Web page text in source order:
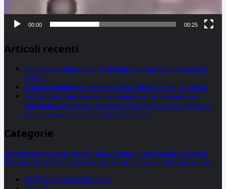
00:00 00:25
Articoli recenti
La proteina chiave dell’Alzheimer si propaga utilizzando i
neuroni
Statine: inutilmente attribuiti molti effetti avversi, lo studio
Un farmaco, due nuove opportunità per le pazienti con
carcinoma mammario metastatico hr+/her2- e con tumore al
seno metastatico triplo negativo (mtnbc)
Categorie
alimentazione biologia Biology Com. Stampa Epatiti featured Genetica
Medicina News Ricerca Salute Science Scienza vaccini Veterinaria video
CCSVI e Sclerosi Multipla